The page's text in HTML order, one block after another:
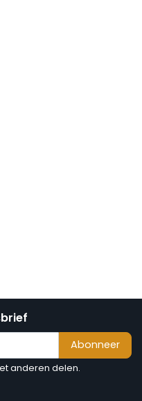
Abonneer
anderen delen.